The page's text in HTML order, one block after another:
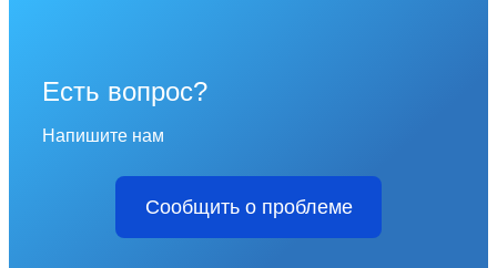
Есть вопрос?
Напишите нам
Сообщить о проблеме